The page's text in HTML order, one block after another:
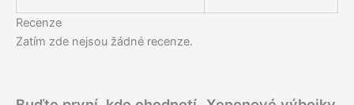
Recenze
Zatím zde nejsou žádné recenze.